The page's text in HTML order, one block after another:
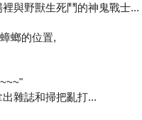
與野獸生死鬥的神鬼戰士...
螂的位置,
雜誌和掃把亂打...